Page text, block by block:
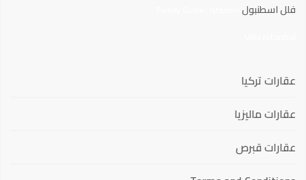
فلل اسطنبول
عقارات تركيا
عقارات ماليزيا
عقارات قبرص